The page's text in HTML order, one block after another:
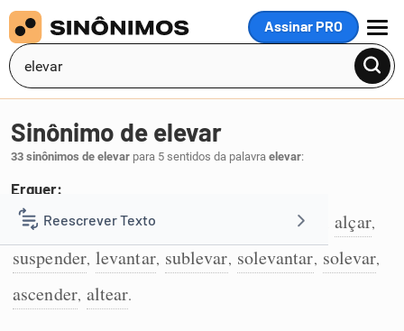
Assinar PRO
MENU
Reescrever Texto
Resumir Texto
Sinônimo de elevar
33 sinônimos de elevar para 5 sentidos da palavra elevar:
Erguer:
1 soerguer,arvorar erguer alçar,
suspender, levantar, sublevar, solevantar, solevar,
ascender, altear.